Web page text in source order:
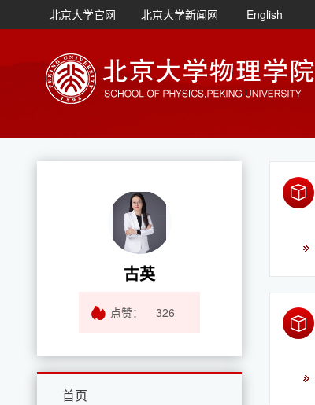
北京大学官网 北京大学新闻网 English
古英
点赞： 326
首页